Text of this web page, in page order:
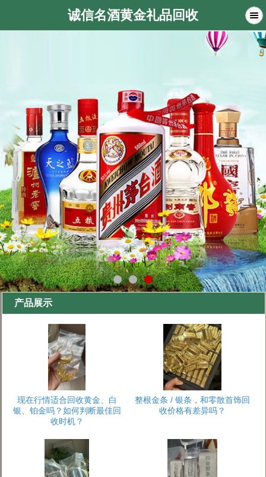
诚信名酒黄金礼品回收
产品展示
现在行情适合回收黄金、白
银、铂金吗？如何判断最佳回
收时机？
整根金条 / 银条，和零散首饰回
收价格有差异吗？